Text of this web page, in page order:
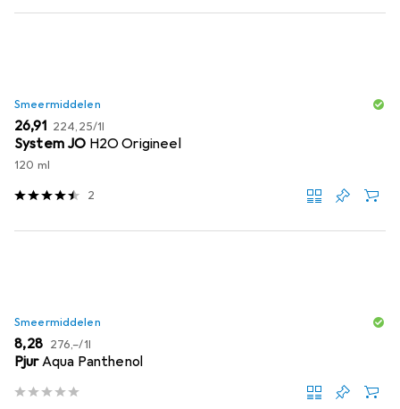
Smeermiddelen
EUR
26,91 EUR
224,25/1l
System JO H2O Origineel
120 ml
2
Smeermiddelen
EUR
8,28 EUR
276,–/1l
PjurAqua Panthenol